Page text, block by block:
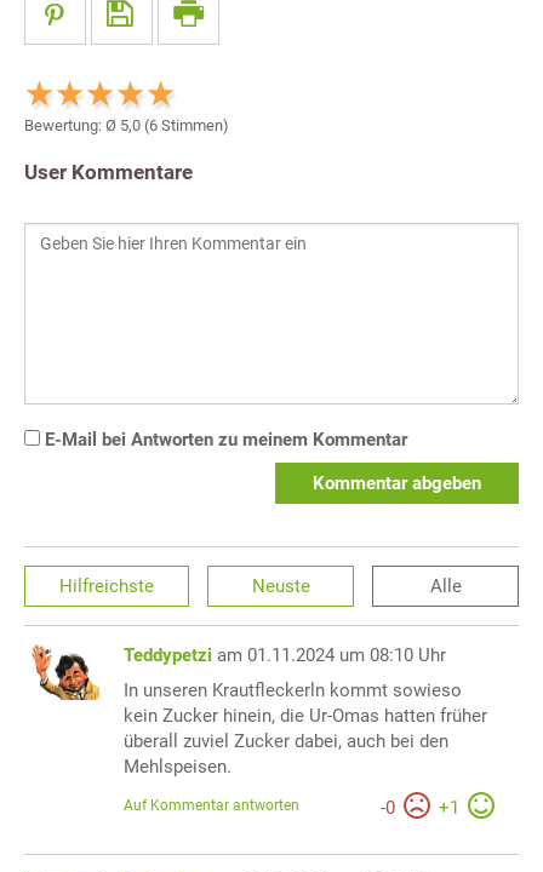
Bewertung: Ø 5,0 (6 Stimmen)
User Kommentare
E-Mail bei Antworten zu meinem Kommentar
Kommentar abgeben
Hilfreichste Neuste Alle
Teddypetzi am 01.11.2024 um 08:10 Uhr
In unseren Krautfleckerln kommt sowieso
kein Zucker hinein, die Ur-Omas hatten früher
überall zuviel Zucker dabei, auch bei den
Mehlspeisen.
-0 +1
Auf Kommentar antworten